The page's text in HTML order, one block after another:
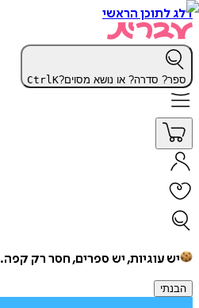
דלג לתוכן הראשי
ספר? סדרה? או נושא מסוים? CtrlK
יש עוגיות, יש ספרים, חסר רק קפה.
הבנתי